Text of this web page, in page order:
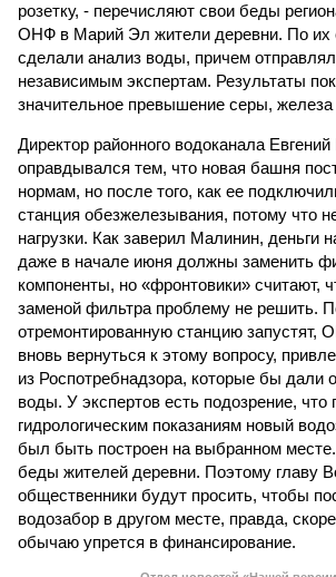
розетку, - перечисляют свои беды
ОНФ в Марий Эл жители деревни. По их
сделали анализ воды, причем
независимым экспертам. Результаты
значительное превышение серы, железа
Директор районного водоканала
оправдывался тем, что новая башня
нормам, но после того, как ее
станция обезжелезывания, потому что
нагрузки. Как заверил Малинин, деньги
даже в начале июня должны заменить
компоненты, но «фронтовики» считают,
заменой фильтра проблему не решить.
отремонтированную станцию запустят,
вновь вернуться к этому вопросу,
из Роспотребнадзора, которые бы дали
воды. У экспертов есть подозрение, что
гидрологическим показаниям новый
был быть построен на выбранном месте.
беды жителей деревни. Поэтому главу
общественники будут просить, чтобы
водозабор в другом месте, правда,
обычаю упрется в финансирование.